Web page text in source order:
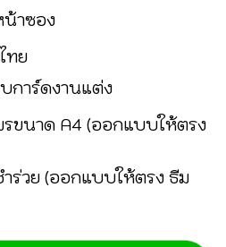
าซอง
ทย
การ์ดงานแต่ง
ขนาด A4 (ออกแบบให้ตรง
ร่วย (ออกแบบให้ตรง ธีม